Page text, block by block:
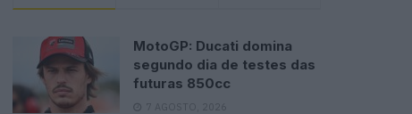
MotoGP: Ducati domina
segundo dia de testes das
futuras 850cc
7 AGOSTO, 2026